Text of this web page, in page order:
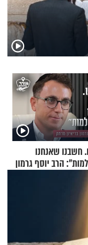
חשבנו שאנחנו
הרב יוסף גרמון